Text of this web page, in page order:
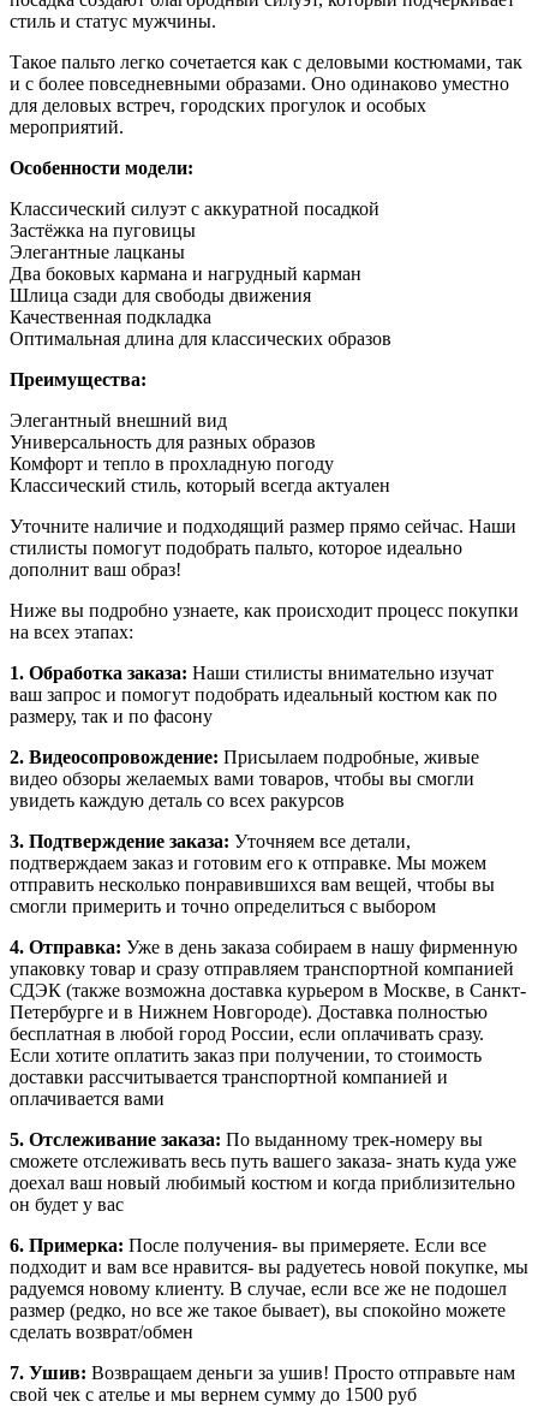
стиль и статус мужчины.
Такое пальто легко сочетается как с деловыми костюмами, так
и с более повседневными образами. Оно одинаково уместно
для деловых встреч, городских прогулок и особых
мероприятий.
Особенности модели:
Классический силуэт с аккуратной посадкой
Застёжка на пуговицы
Элегантные лацканы
Два боковых кармана и нагрудный карман
Шлица сзади для свободы движения
Качественная подкладка
Оптимальная длина для классических образов
Преимущества:
Элегантный внешний вид
Универсальность для разных образов
Комфорт и тепло в прохладную погоду
Классический стиль, который всегда актуален
Уточните наличие и подходящий размер прямо сейчас. Наши
стилисты помогут подобрать пальто, которое идеально
дополнит ваш образ!
Ниже вы подробно узнаете, как происходит процесс покупки
на всех этапах:
1. Обработка заказа: Наши стилисты внимательно изучат
ваш запрос и помогут подобрать идеальный костюм как по
размеру, так и по фасону
2. Видеосопровождение: Присылаем подробные, живые
видео обзоры желаемых вами товаров, чтобы вы смогли
увидеть каждую деталь со всех ракурсов
3. Подтверждение заказа: Уточняем все детали,
подтверждаем заказ и готовим его к отправке. Мы можем
отправить несколько понравившихся вам вещей, чтобы вы
смогли примерить и точно определиться с выбором
4. Отправка: Уже в день заказа собираем в нашу фирменную
упаковку товар и сразу отправляем транспортной компанией
СДЭК (также возможна доставка курьером в Москве, в Санкт-
Петербурге и в Нижнем Новгороде). Доставка полностью
бесплатная в любой город России, если оплачивать сразу.
Если хотите оплатить заказ при получении, то стоимость
доставки рассчитывается транспортной компанией и
оплачивается вами
5. Отслеживание заказа: По выданному трек-номеру вы
сможете отслеживать весь путь вашего заказа- знать куда уже
доехал ваш новый любимый костюм и когда приблизительно
он будет у вас
6. Примерка: После получения- вы примеряете. Если все
подходит и вам все нравится- вы радуетесь новой покупке, мы
радуемся новому клиенту. В случае, если все же не подошел
размер (редко, но все же такое бывает), вы спокойно можете
сделать возврат/обмен
7. Ушив: Возвращаем деньги за ушив! Просто отправьте нам
свой чек с ателье и мы вернем сумму до 1500 руб